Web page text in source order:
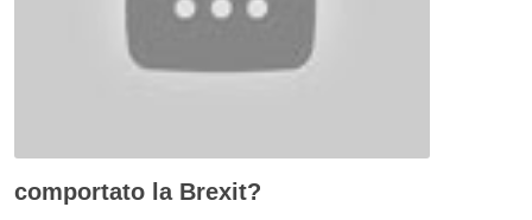
comportato la Brexit?